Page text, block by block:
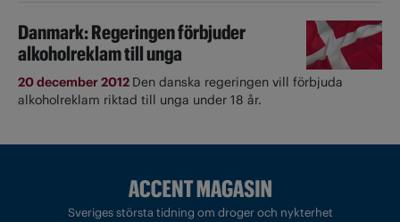
Danmark: Regeringen förbjuder
alkoholreklam till unga
20 december 2012 Den danska regeringen vill förbjuda
alkoholreklam riktad till unga under 18 år.
Sveriges största tidning om droger och nykterhet